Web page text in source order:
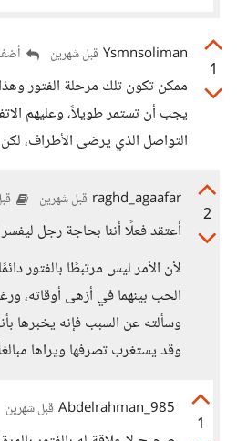
1
Ysmnsoliman قبل شهرين
ممكن تكون تلك مرحلة الفتور
يجب أن تستمر طويلاً، وعليهم
التواصل الذي يرضى الأطراف، لكن
2
raghd_agaafar قبل شهرين
أعتقد فعلًا أننا بحاجة رجل
لأن الأمر ليس مرتبطًا بالفتور
الحب بينهما في أزهى أوقاته،
وسألته عن السبب فإنه يخبرها
وقد يستغرب تصرفها ويراها
1
Abdelrahman_985 قبل شهرين